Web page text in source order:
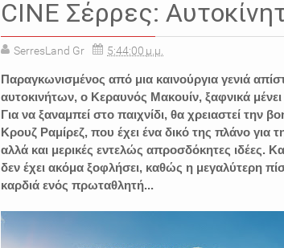
CINE Σέρρες:
SerresLand Gr 5:44:00 μ.μ.
Παραγκωνισμένος από μια καινούργια γενιά
αυτοκινήτων, ο Κεραυνός Μακουίν, ξαφνικά
Για να ξαναμπεί στο παιχνίδι, θα χρειαστεί την
Κρουζ Ραμίρεζ, που έχει ένα δικό της πλάνο για
αλλά και μερικές εντελώς απροσδόκητες ιδέες.
δεν έχει ακόμα ξοφλήσει, καθώς η μεγαλύτερη
καρδιά ενός πρωταθλητή...